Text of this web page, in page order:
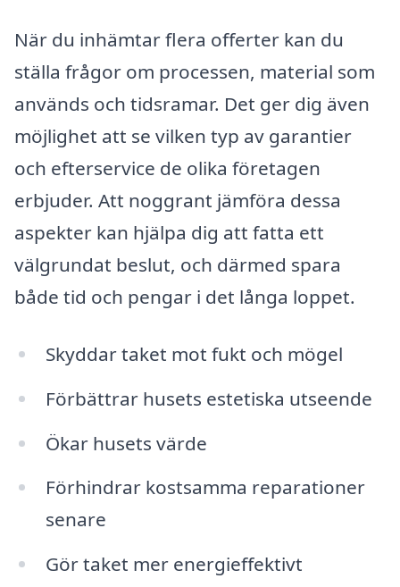
När du inhämtar flera offerter kan du
ställa frågor om processen, material som
används och tidsramar. Det ger dig även
möjlighet att se vilken typ av garantier
och efterservice de olika företagen
erbjuder. Att noggrant jämföra dessa
aspekter kan hjälpa dig att fatta ett
välgrundat beslut, och därmed spara
både tid och pengar i det långa loppet.
Skyddar taket mot fukt och mögel
Förbättrar husets estetiska utseende
Ökar husets värde
Förhindrar kostsamma reparationer
senare
Gör taket mer energieffektivt